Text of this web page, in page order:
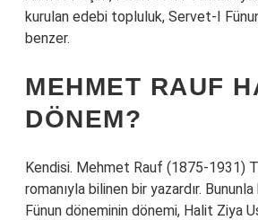
kurulan edebi topluluk, Servet-I
benzer.
MEHMET RAUF
DÖNEM?
Kendisi. Mehmet Rauf (1875-1931)
romanıyla bilinen bir yazardır.
Fünun döneminin dönemi, Halit Ziya